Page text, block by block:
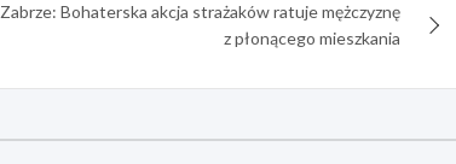
Zabrze: Bohaterska akcja strażaków ratuje mężczyznę
z płonącego mieszkania